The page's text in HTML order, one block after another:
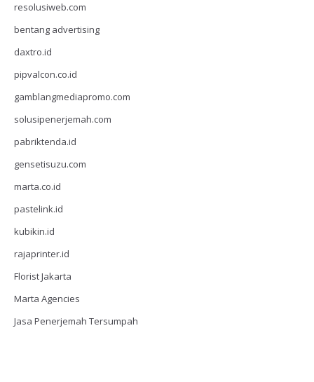
resolusiweb.com
bentang advertising
daxtro.id
pipvalcon.co.id
gamblangmediapromo.com
solusipenerjemah.com
pabriktenda.id
gensetisuzu.com
marta.co.id
pastelink.id
kubikin.id
rajaprinter.id
Florist Jakarta
Marta Agencies
Jasa Penerjemah Tersumpah